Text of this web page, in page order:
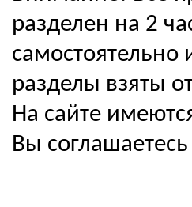
разделен на 2
самостоятельно
разделы взяты
На сайте
Вы